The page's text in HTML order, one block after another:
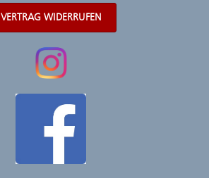
VERTRAG WIDERRUFEN